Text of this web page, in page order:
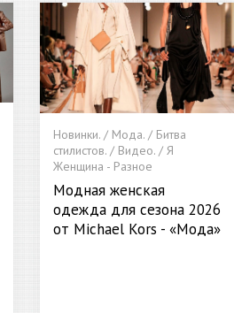
Новинки. / Мода. / Битва
стилистов. / Видео. / Я
Женщина - Разное
Модная женская
одежда для сезона 2026
от Michael Kors - «Мода»